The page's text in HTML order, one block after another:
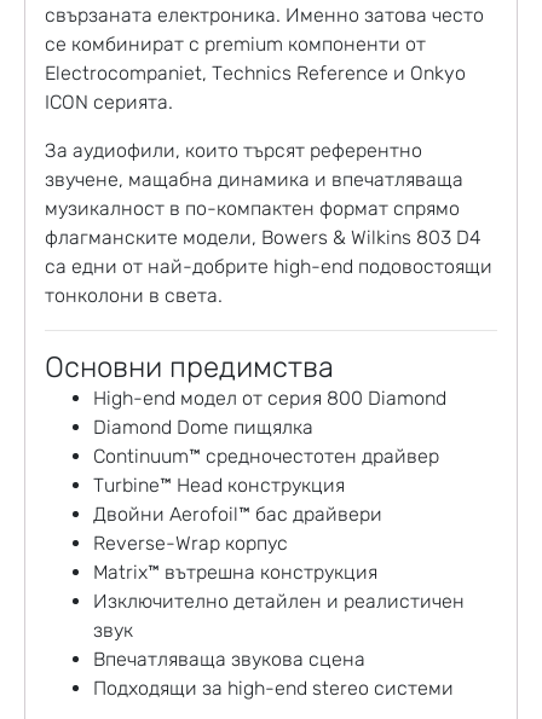
свързаната електроника. Именно затова често
се комбинират с premium компоненти от
Electrocompaniet, Technics Reference и Onkyo
ICON серията.
За аудиофили, които търсят референтно
звучене, мащабна динамика и впечатляваща
музикалност в по-компактен формат спрямо
флагманските модели, Bowers & Wilkins 803 D4
са едни от най-добрите high-end подовостоящи
тонколони в света.
Основни предимства
High-end модел от серия 800 Diamond
Diamond Dome пищялка
Continuum™ средночестотен драйвер
Turbine™ Head конструкция
Двойни Aerofoil™ бас драйвери
Reverse-Wrap корпус
Matrix™ вътрешна конструкция
Изключително детайлен и реалистичен
звук
Впечатляваща звукова сцена
Подходящи за high-end stereo системи